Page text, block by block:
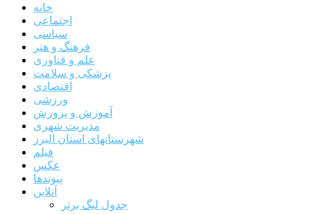
خانه
اجتماعی
سیاسی
فرهنگ و هنر
علم و فناوری
پزشکی و سلامت
اقتصادی
ورزشی
آموزش و پرورش
مدیریت شهری
شهرستانهای استان البرز
فیلم
عکس
پیوندها
آنلاین
جدول لیگ برتر